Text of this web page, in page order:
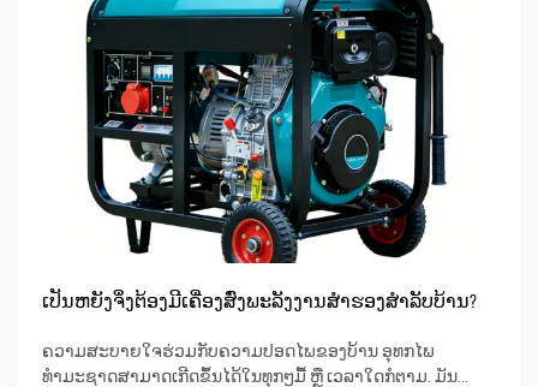
ເປັນຫຍັງຈຶ່ງຕ້ອງມີເຄື່ອງສົ່ງພະລັງງານສຳຮອງສຳລັບບ້ານ?
ຄວາມສະບາຍໃຈຮ່ວມກັບຄວາມປອດໄພຂອງບ້ານ ອຸທກໄພ
ທຳມະຊາດສາມາດເກີດຂຶ້ນໄດ້ໃນທຸກໆມື້ ຫຼື ເວລາໃດກໍຕາມ. ມັນ